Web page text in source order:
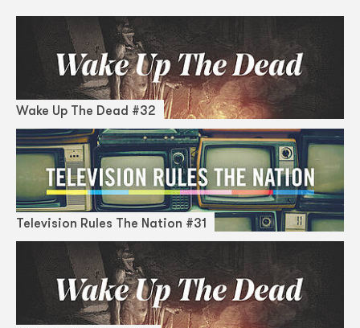
Wake Up The Dead #32
Television Rules The Nation #31